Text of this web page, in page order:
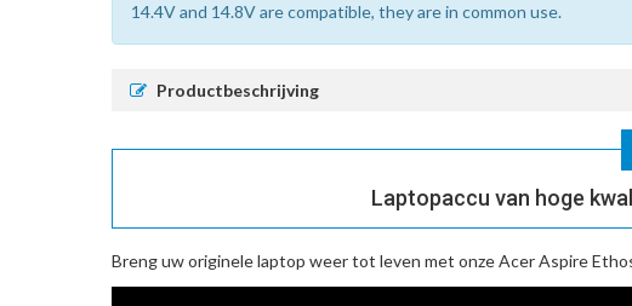
14.4V and 14.8V are compatible, they are in common use.
Productbeschrijving
Laptopaccu van hoge
Breng uw originele laptop weer tot leven met onzeAcer Aspire